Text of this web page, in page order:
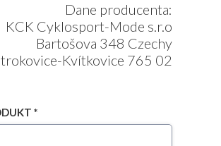
Dane producenta:
KCK Cyklosport-Mode s.r.o
Bartošova 348 Czechy
Kvítkovice 765 02
*